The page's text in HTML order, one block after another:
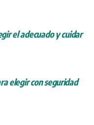
el adecuado y cuidar
elegir con seguridad